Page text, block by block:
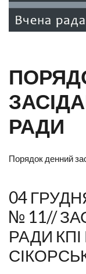
РАДИ
Порядок денний
04
№ 11//
РАДИ КПІ